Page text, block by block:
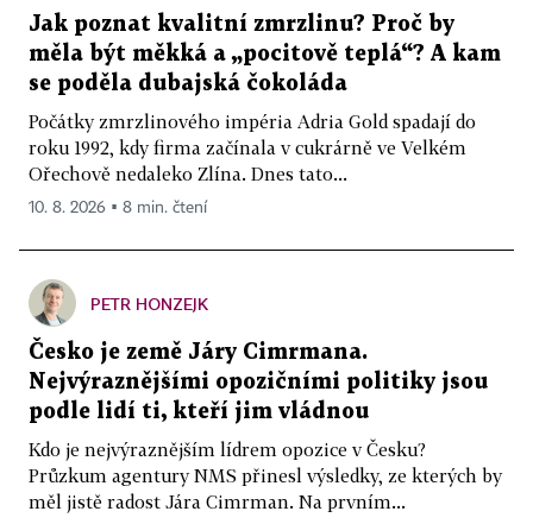
Jak poznat kvalitní zmrzlinu? Proč by
měla být měkká a „pocitově teplá“? A kam
se poděla dubajská čokoláda
Počátky zmrzlinového impéria Adria Gold spadají do
roku 1992, kdy firma začínala v cukrárně ve Velkém
Ořechově nedaleko Zlína. Dnes tato...
10. 8. 2026 ▪ 8 min. čtení
PETR HONZEJK
Česko je země Járy Cimrmana.
Nejvýraznějšími opozičními politiky jsou
podle lidí ti, kteří jim vládnou
Kdo je nejvýraznějším lídrem opozice v Česku?
Průzkum agentury NMS přinesl výsledky, ze kterých by
měl jistě radost Jára Cimrman. Na prvním...